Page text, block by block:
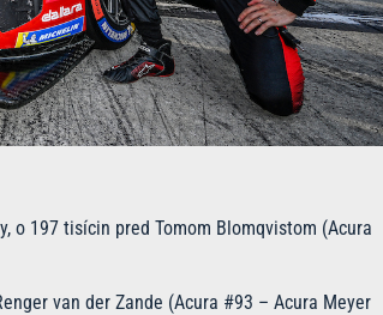
o 197 tisícin pred Tomom Blomqvistom (Acura
van der Zande (Acura #93 – Acura Meyer